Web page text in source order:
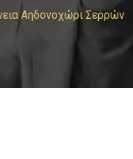
Αηδονοχώρι Σερρών